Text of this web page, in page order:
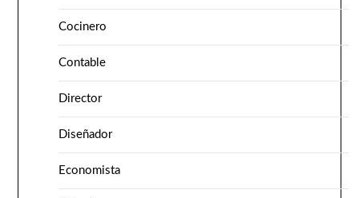
Cocinero
Contable
Director
Diseñador
Economista